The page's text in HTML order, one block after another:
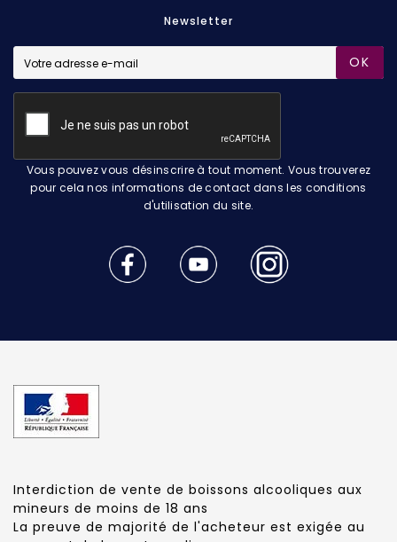
Newsletter
OK
Vous pouvez vous désinscrire à tout moment. Vous trouverez
pour cela nos informations de contact dans les conditions
d'utilisation du site.
Interdiction de vente de boissons alcooliques aux
mineurs de moins de 18 ans
La preuve de majorité de l'acheteur est exigée au